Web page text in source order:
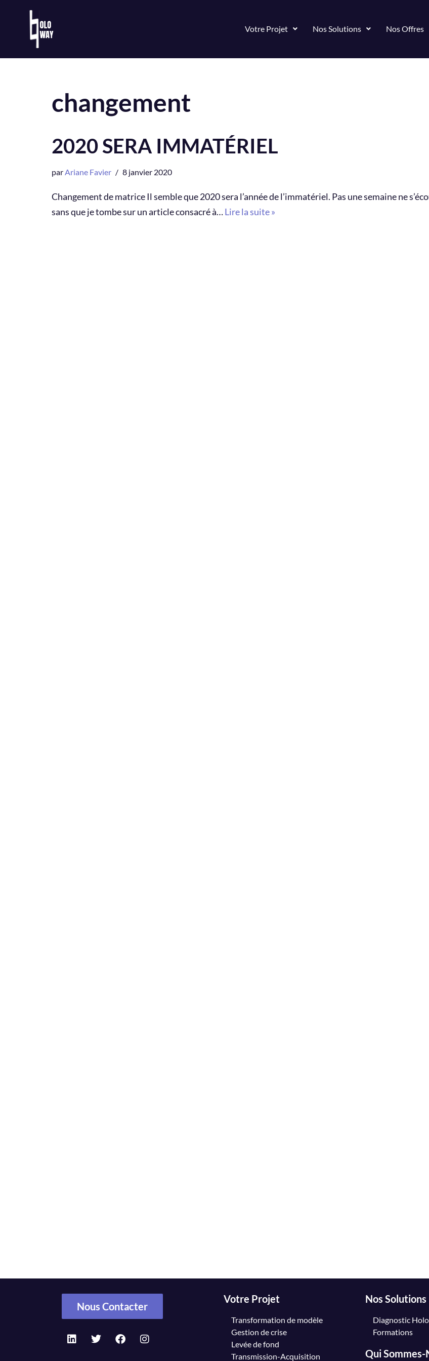
contenu
Votre Projet Nos Solutions Nos Offres
changement
2020 SERA IMMATÉRIEL
parAriane Favier 8 janvier 2020
Changement de matrice Il semble que 2020 sera l’année de l’immatériel. Pas une semaine ne
sans que je tombe sur un article consacré à…Lire la suite »
Nous Contacter
Votre Projet
Transformation de modèle
Gestion de crise
Levée de fond
Transmission-Acquisition
Nos Solutions
Diagnostic
Formations
Qui Sommes-